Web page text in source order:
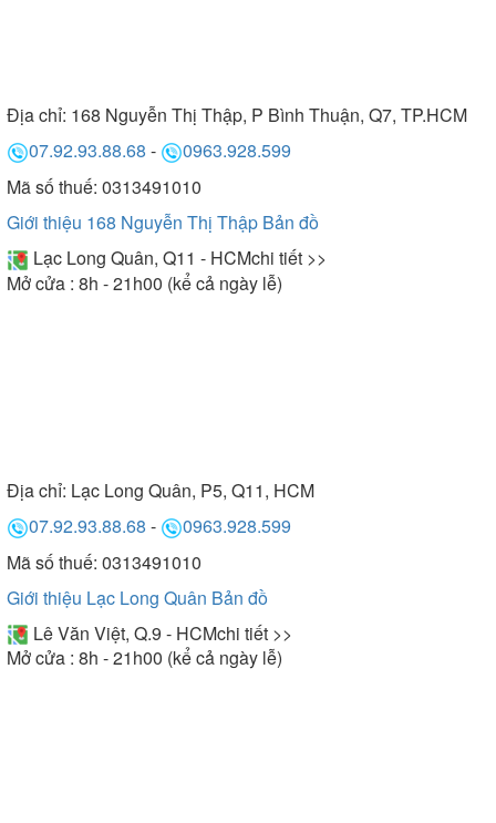
Địa chỉ: 168 Nguyễn Thị Thập, P Bình Thuận, Q7, TP.HCM
07.92.93.88.68 -
0963.928.599
Mã số thuế: 0313491010
Giới thiệu 168 Nguyễn Thị Thập Bản đồ
Lạc Long Quân, Q11 - HCMchi tiết >>
Mở cửa : 8h - 21h00 (kể cả ngày lễ)
Địa chỉ: Lạc Long Quân, P5, Q11, HCM
07.92.93.88.68 -
0963.928.599
Mã số thuế: 0313491010
Giới thiệu Lạc Long Quân Bản đồ
Lê Văn Việt, Q.9 - HCMchi tiết >>
Mở cửa : 8h - 21h00 (kể cả ngày lễ)